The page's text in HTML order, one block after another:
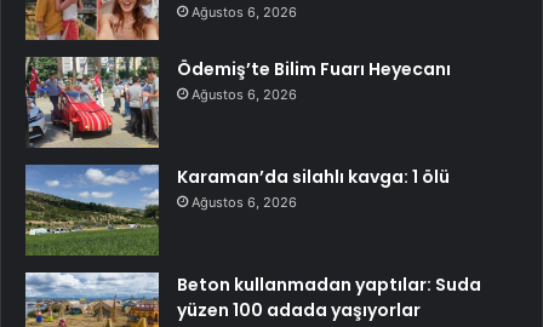
Ağustos 6, 2026
Ödemiş’te Bilim Fuarı Heyecanı
Ağustos 6, 2026
Karaman’da silahlı kavga: 1 ölü
Ağustos 6, 2026
Beton kullanmadan yaptılar: Suda
yüzen 100 adada yaşıyorlar